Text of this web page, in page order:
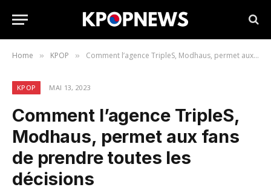
Home » KPOP » Comment l’agence TripleS, Modhaus, permet aux fans de prendre toutes les décisions
KPOP MAI 13, 2023
Comment l’agence TripleS,
Modhaus, permet aux fans
de prendre toutes les
décisions